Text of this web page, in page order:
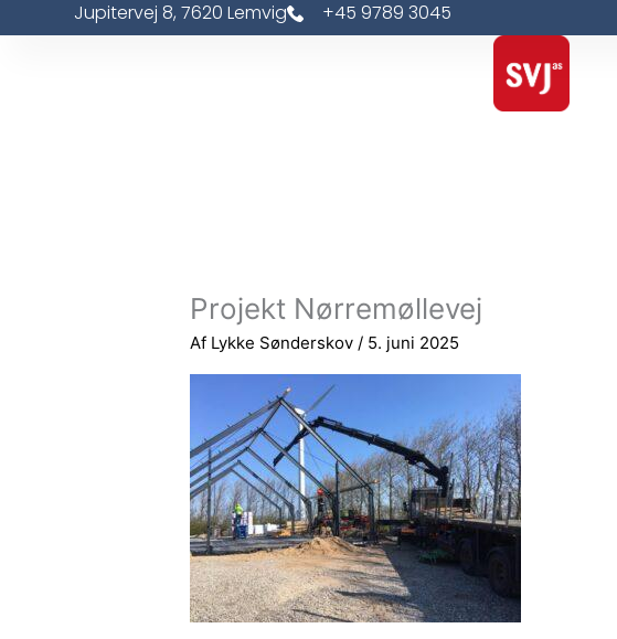
til
Jupitervej 8, 7620 Lemvig +45 9789 3045
Projekt Nørremøllevej
Af Lykke Sønderskov/ 5. juni 2025